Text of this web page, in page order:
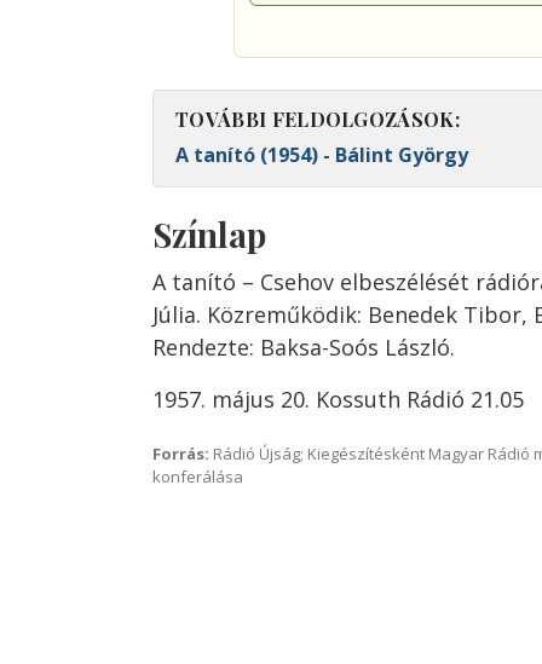
TOVÁBBI FELDOLGOZÁSOK:
A tanító (1954) - Bálint György
Színlap
A tanító – Csehov elbeszélését
Júlia. Közreműködik: Benedek Tibor,
Rendezte: Baksa-Soós László.
1957. május 20. Kossuth Rádió 21.05
Forrás: Rádió Újság; Kiegészítésként Magyar
konferálása